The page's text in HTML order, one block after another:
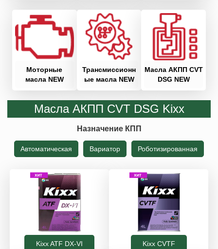
Моторные
масла NEW
Трансмиссионн
ые масла NEW
Масла АКПП CVT
DSG NEW
Масла АКПП CVT DSG Kixx
Назначение КПП
Автоматическая Вариатор Роботизированная
Kixx ATF DX-VI Kixx CVTF